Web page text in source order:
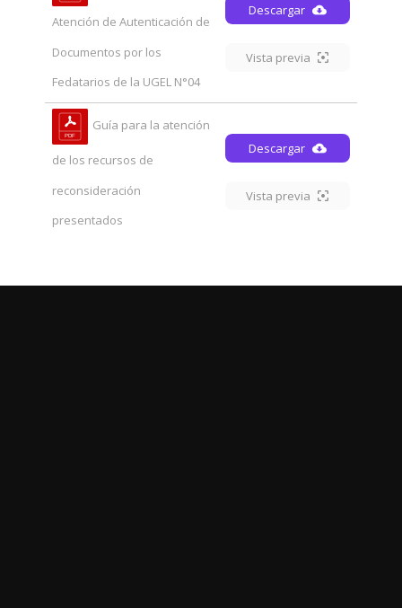
Atención de Autenticación de
Documentos por los
Fedatarios de la UGEL N°04
Descargar
Vista previa
Guía para la atención
de los recursos de
reconsideración
presentados
Descargar
Vista previa